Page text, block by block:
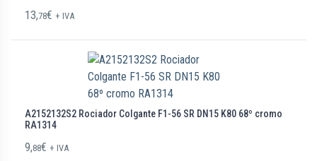
13,78€ + IVA
A2152132S2 Rociador Colgante F1-56 SR DN15 K80 68º cromo
RA1314
9,88€ + IVA